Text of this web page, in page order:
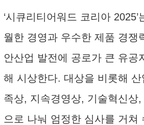
‘시큐리티어워드 코리아
월한 경영과 우수한 제품 경쟁
안산업 발전에 공로가 큰 유공
해 시상한다. 대상을 비롯해
족상, 지속경영상, 기술혁신상
으로 나눠 엄정한 심사를 거쳐